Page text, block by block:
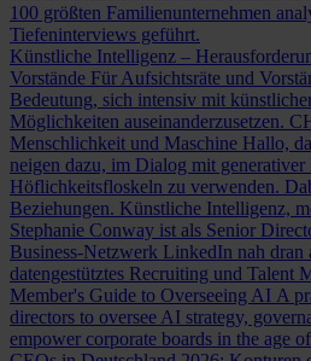
100 größten Familienunternehmen
Tiefeninterviews geführt.
Künstliche Intelligenz –
Vorstände Für Aufsichtsräte und
Bedeutung, sich intensiv mit
Möglichkeiten auseinanderzusetzen.
Menschlichkeit und Maschine Hallo,
neigen dazu, im Dialog mit
Höflichkeitsfloskeln zu verwenden.
Beziehungen. Künstliche Intelligenz,
Stephanie Conway ist als Senior
Business-Netzwerk LinkedIn nah dran
datengestütztes Recruiting und Talent
Member's Guide to Overseeing AI A
directors to oversee AI strategy,
empower corporate boards in the age